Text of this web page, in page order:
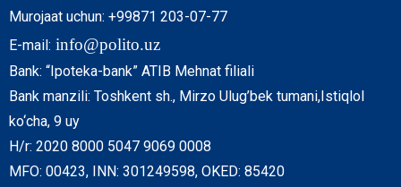
Murojaat uchun: +99871 203-07-77
E-mail: info@polito.uz
Bank: “Ipoteka-bank” ATIB Mehnat filiali
Bank manzili: Toshkent sh., Mirzo Ulug’bek tumani,Istiqlol
ko‘cha, 9 uy
H/r: 2020 8000 5047 9069 0008
MFO: 00423, INN: 301249598, OKED: 85420